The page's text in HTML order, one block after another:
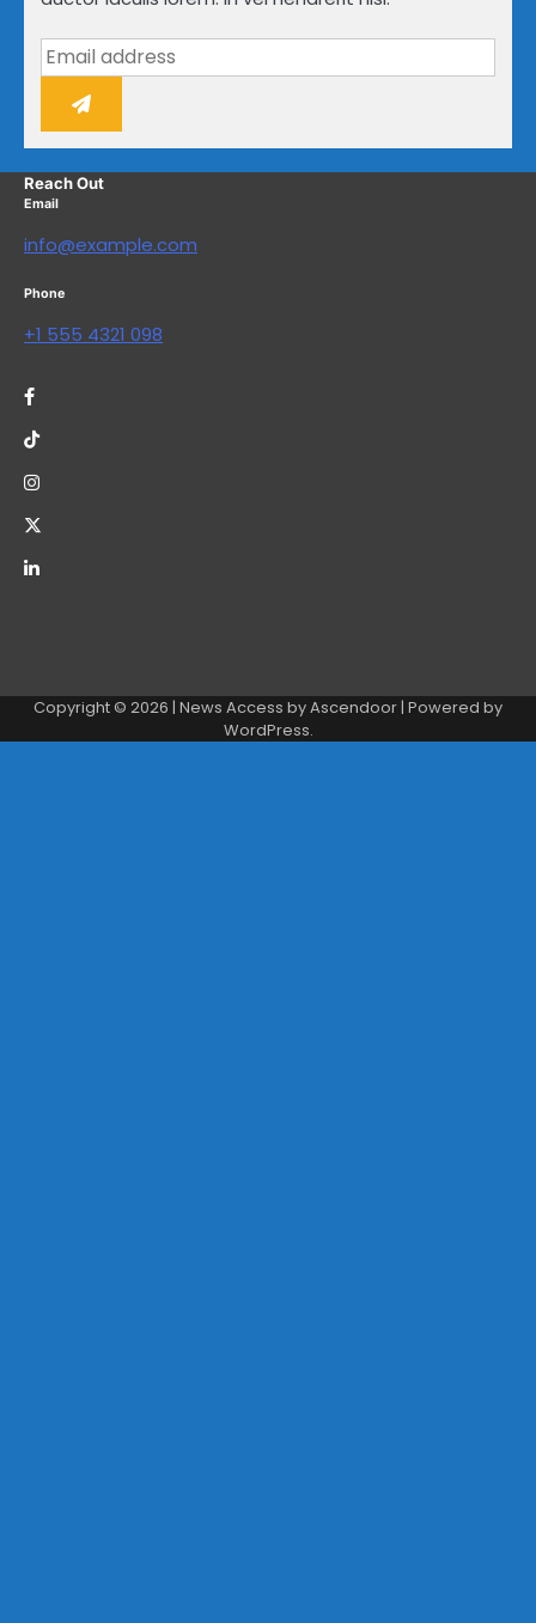
Reach Out
Email
info@example.com
Phone
+1 555 4321 098
Copyright © 2026 | News Access byAscendoor| Powered by
WordPress.